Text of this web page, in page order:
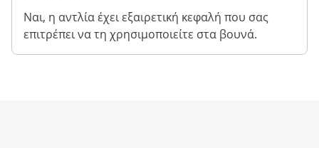
Ναι, η αντλία έχει εξαιρετική κεφαλή που σας
επιτρέπει να τη χρησιμοποιείτε στα βουνά.